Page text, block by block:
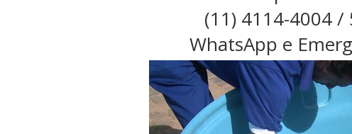
(11) 4114-4004
WhatsApp e